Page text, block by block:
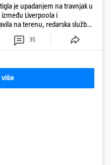
je upadanjem na travnjak u
Liverpoola i
na terenu, redarska služba
obišle su svijet.
35
više